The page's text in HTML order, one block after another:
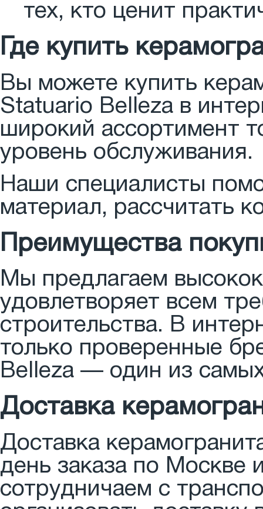
тех, кто ценит
Где купить
Вы можете купить
Statuario Belleza в
широкий ассортимент
уровень обслуживания.
Наши специалисты
материал, рассчитать
Преимущества
Мы предлагаем
удовлетворяет всем
строительства. В
только проверенные
Belleza — один из
Доставка
Доставка
день заказа по Москве
сотрудничаем с